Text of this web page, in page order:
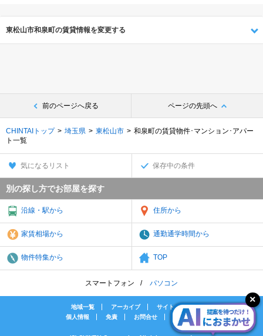
東松山市和泉町の賃貸情報を変更する
前のページへ戻る ページの先頭へ
CHINTAIトップ 埼玉県 東松山市
和泉町の賃貸物件･マンション･アパー
ト一覧
気になるリスト 保存中の条件
別の探し方でお部屋を探す
沿線・駅から 住所から
家賃相場から 通勤通学時間から
物件特集から TOP
スマートフォン パソコン
地域一覧 アーカイブ
サイトマップ
個人情報
免責 お問合せ 会社案内